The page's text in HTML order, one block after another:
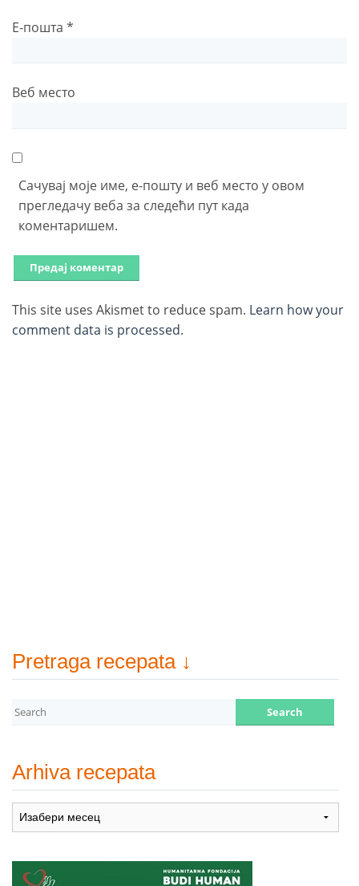
Е-пошта *
Веб место
Сачувај моје име, е-пошту и веб место у овом
прегледачу веба за следећи пут када
коментаришем.
This site uses Akismet to reduce spam. Learn how your
comment data is processed.
Pretraga recepata ↓
Arhiva recepata
Arhiva
recepata